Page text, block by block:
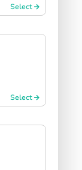
Select
Select